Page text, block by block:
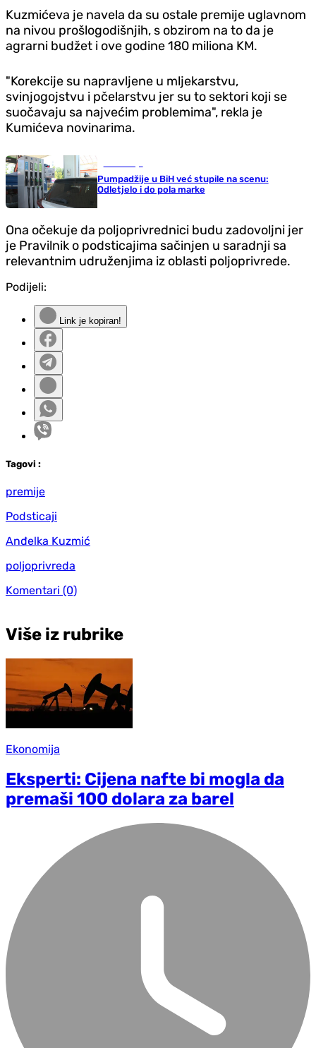
Kuzmićeva je navela da su ostale premije uglavnom
na nivou prošlogodišnjih, s obzirom na to da je
agrarni budžet i ove godine 180 miliona KM.
"Korekcije su napravljene u mljekarstvu,
svinjogojstvu i pčelarstvu jer su to sektori koji se
suočavaju sa najvećim problemima", rekla je
Kumićeva novinarima.
Pumpadžije u BiH već stupile na scenu:
Odletjelo i do pola marke
Ona očekuje da poljoprivrednici budu zadovoljni jer
je Pravilnik o podsticajima sačinjen u saradnji sa
relevantnim udruženjima iz oblasti poljoprivrede.
Podijeli:
Link je kopiran!
Tagovi :
premije
Podsticaji
Anđelka Kuzmić
poljoprivreda
Komentari (0)
Više iz rubrike
Ekonomija
Eksperti: Cijena nafte bi mogla da
premaši 100 dolara za barel